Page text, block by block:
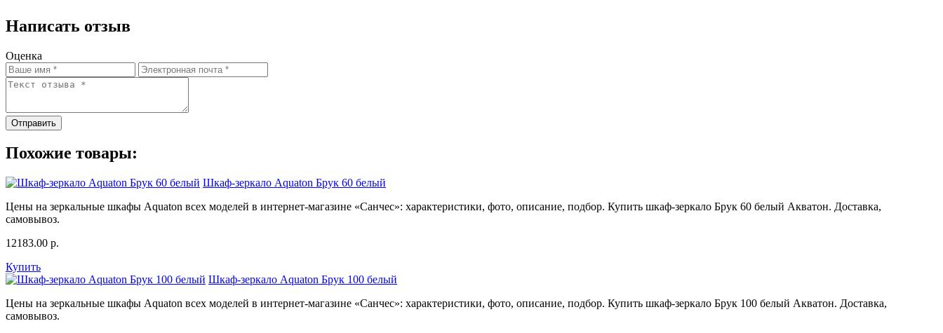
Написать отзыв
Оценка
Отправить
Похожие товары:
Шкаф-зеркало Aquaton Брук 60 белый
Цены на зеркальные шкафы Aquaton всех моделей в интернет-магазине «Санчес»: характеристики, фото, описание, подбор. Купить шкаф-зеркало Брук 60 белый Акватон. Доставка,
самовывоз.
12183.00 р.
Купить
Шкаф-зеркало Aquaton Брук 100 белый
Цены на зеркальные шкафы Aquaton всех моделей в интернет-магазине «Санчес»: характеристики, фото, описание, подбор. Купить шкаф-зеркало Брук 100 белый Акватон. Доставка,
самовывоз.